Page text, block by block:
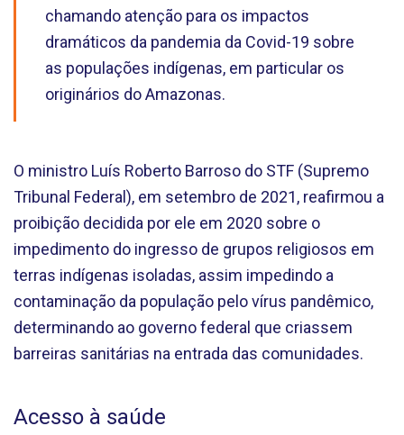
chamando atenção para os impactos
dramáticos da pandemia da Covid-19 sobre
as populações indígenas, em particular os
originários do Amazonas.
O ministro Luís Roberto Barroso do STF (Supremo
Tribunal Federal), em setembro de 2021, reafirmou a
proibição decidida por ele em 2020 sobre o
impedimento do ingresso de grupos religiosos em
terras indígenas isoladas, assim impedindo a
contaminação da população pelo vírus pandêmico,
determinando ao governo federal que criassem
barreiras sanitárias na entrada das comunidades.
Acesso à saúde